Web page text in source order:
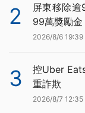
2
屏東移除
99萬獎勵金
2026/8/6 19:39
3
控Uber
重詐欺
2026/8/7 12:35